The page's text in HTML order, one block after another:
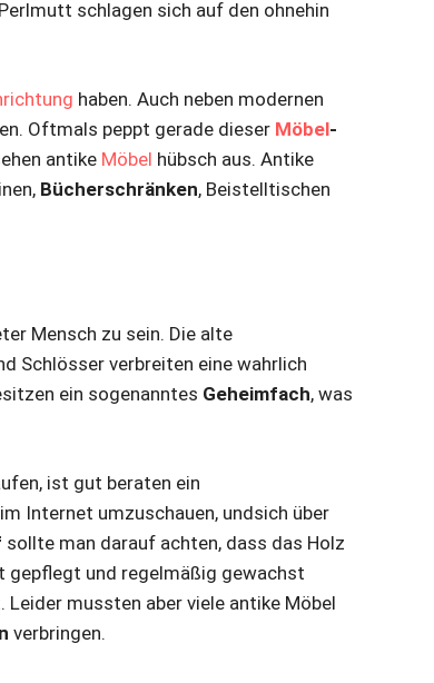
Perlmutt schlagen sich auf den ohnehin
haben. Auch neben modernen
Oftmals peppt gerade dieser Möbel-
antike Möbel hübsch aus. Antike
Bücherschränken, Beistelltischen
Mensch zu sein. Die alte
Schlösser verbreiten eine wahrlich
ein sogenanntes Geheimfach, was
ist gut beraten ein
Internet umzuschauen, undsich über
sollte man darauf achten, dass das Holz
gepflegt und regelmäßig gewachst
mussten aber viele antike Möbel
verbringen.